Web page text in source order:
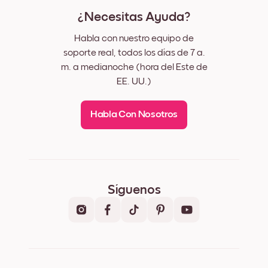
¿Necesitas Ayuda?
Habla con nuestro equipo de
soporte real, todos los días de 7 a.
m. a medianoche (hora del Este de
EE. UU.)
Habla Con Nosotros
Síguenos